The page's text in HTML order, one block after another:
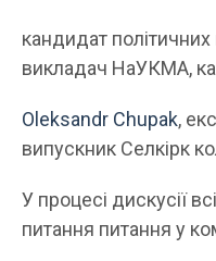
кандидат політичних
викладач НаУКМА,
Oleksandr Chupak,
випускник Селкірк
У процесі дискусії
питання питання у